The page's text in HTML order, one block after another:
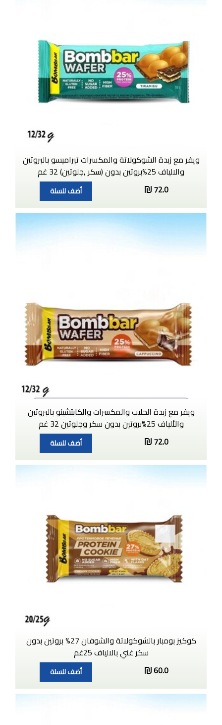
ويفر مع زبدة الشوكولاتة والمكسرات تيراميسو بالبروتين
والالياف 25%بروتين بدون (سكر ,جلوتين) 32 غم
72.0
أضف للسلة
ويفر مع زبدة الحليب والمكسرات والكابتشينو بالبروتين
والألياف 25%بروتين بدون سكر وجلوتين 32 غم
72.0
أضف للسلة
كوكيز بومبار بالشوكولاتة والشوفان 27% بروتين بدون
سكر غني بالالياف 25غم
60.0
أضف للسلة